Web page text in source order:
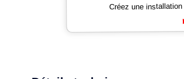
Créez une